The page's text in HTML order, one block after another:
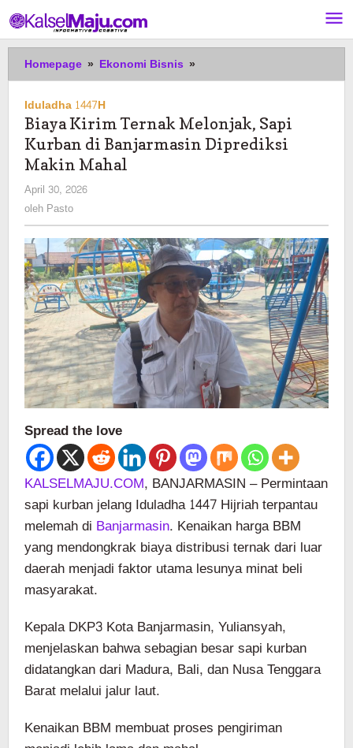
ke
konten
Homepage » Ekonomi Bisnis »
Kirim
Melonjak,
Sapi
Kurban
Mahal
Iduladha 1447H
Biaya Kirim Ternak Melonjak, Sapi
Kurban di Banjarmasin Diprediksi
Makin Mahal
April 30, 2026
oleh Pasto
Spread the love
KALSELMAJU.COM, BANJARMASIN – Permintaan
sapi kurban jelang Iduladha 1447 Hijriah terpantau
melemah di Banjarmasin. Kenaikan harga BBM
yang mendongkrak biaya distribusi ternak dari luar
daerah menjadi faktor utama lesunya minat beli
masyarakat.
Kepala DKP3 Kota Banjarmasin, Yuliansyah,
menjelaskan bahwa sebagian besar sapi kurban
didatangkan dari Madura, Bali, dan Nusa Tenggara
Barat melalui jalur laut.
Kenaikan BBM membuat proses pengiriman